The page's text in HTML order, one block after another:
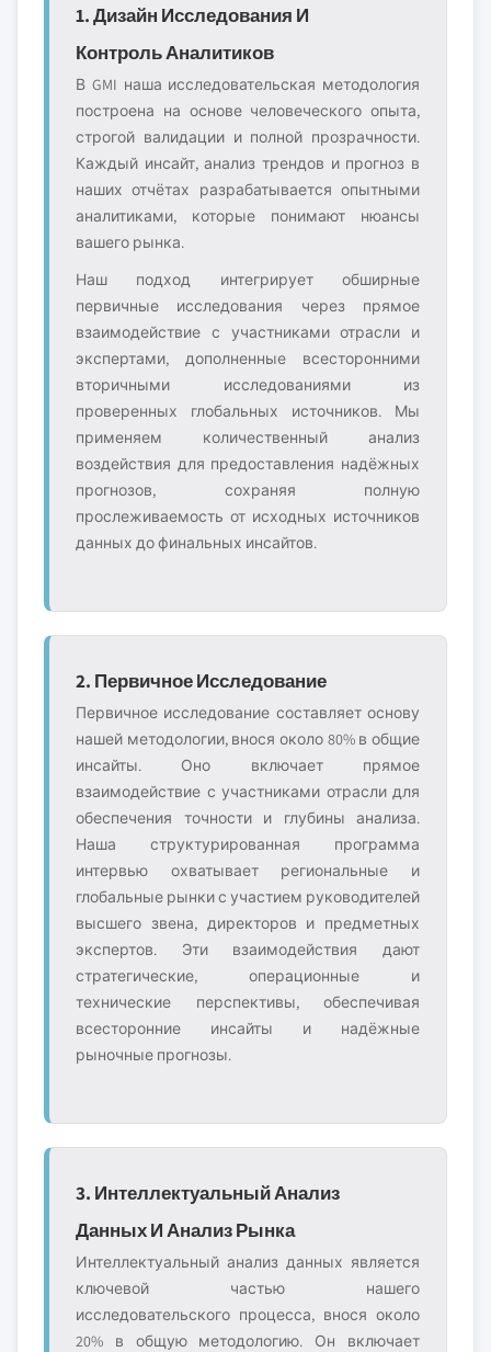
1. Дизайн Исследования И
Контроль Аналитиков
В GMI наша исследовательская методология
построена на основе человеческого опыта,
строгой валидации и полной прозрачности.
Каждый инсайт, анализ трендов и прогноз в
наших отчётах разрабатывается опытными
аналитиками, которые понимают нюансы
вашего рынка.
Наш подход интегрирует обширные
первичные исследования через прямое
взаимодействие с участниками отрасли и
экспертами, дополненные всесторонними
вторичными исследованиями из
проверенных глобальных источников. Мы
применяем количественный анализ
воздействия для предоставления надёжных
прогнозов, сохраняя полную
прослеживаемость от исходных источников
данных до финальных инсайтов.
2. Первичное Исследование
Первичное исследование составляет основу
нашей методологии, внося около 80% в общие
инсайты. Оно включает прямое
взаимодействие с участниками отрасли для
обеспечения точности и глубины анализа.
Наша структурированная программа
интервью охватывает региональные и
глобальные рынки с участием руководителей
высшего звена, директоров и предметных
экспертов. Эти взаимодействия дают
стратегические, операционные и
технические перспективы, обеспечивая
всесторонние инсайты и надёжные
рыночные прогнозы.
3. Интеллектуальный Анализ
Данных И Анализ Рынка
Интеллектуальный анализ данных является
ключевой частью нашего
исследовательского процесса, внося около
20% в общую методологию. Он включает